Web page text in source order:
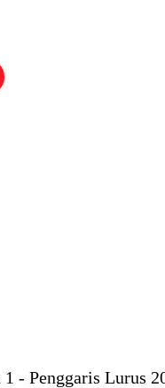
- Penggaris Lurus